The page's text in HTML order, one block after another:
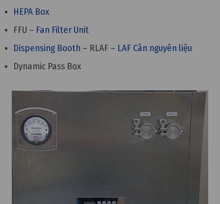
HEPA Box
FFU – Fan Filter Unit
Dispensing Booth – RLAF – LAF Cân nguyên liệu
Dynamic Pass Box